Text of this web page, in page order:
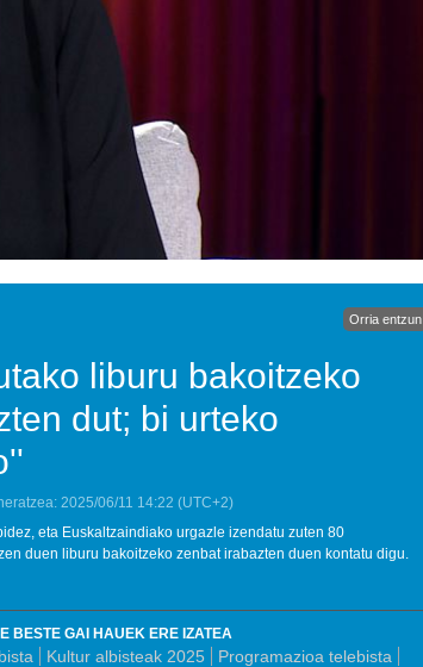
Orria entzun
liburu bakoitzeko
dut; bi urteko
2025/06/11 14:22 (UTC+2)
eta Euskaltzaindiako urgazle izendatu zuten 80
duen liburu bakoitzeko zenbat irabazten duen kontatu digu.
BESTE GAI HAUEK ERE IZATEA
Kultur albisteak 2025
Programazioa telebista